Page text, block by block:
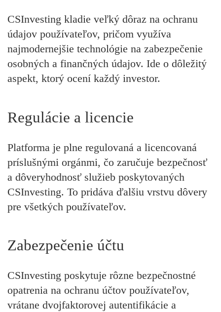
CSInvesting kladie veľký dôraz na ochranu
údajov používateľov, pričom využíva
najmodernejšie technológie na zabezpečenie
osobných a finančných údajov. Ide o dôležitý
aspekt, ktorý ocení každý investor.
Regulácie a licencie
Platforma je plne regulovaná a licencovaná
príslušnými orgánmi, čo zaručuje bezpečnosť
a dôveryhodnosť služieb poskytovaných
CSInvesting. To pridáva ďalšiu vrstvu dôvery
pre všetkých používateľov.
Zabezpečenie účtu
CSInvesting poskytuje rôzne bezpečnostné
opatrenia na ochranu účtov používateľov,
vrátane dvojfaktorovej autentifikácie a